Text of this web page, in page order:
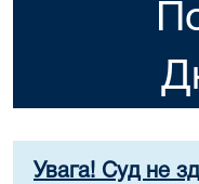
Увага! Суд не